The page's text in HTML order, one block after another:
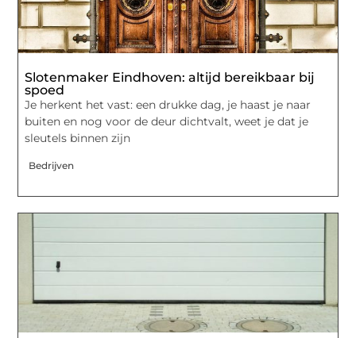
Slotenmaker Eindhoven: altijd bereikbaar bij
spoed
Je herkent het vast: een drukke dag, je haast je naar
buiten en nog voor de deur dichtvalt, weet je dat je
sleutels binnen zijn
Bedrijven